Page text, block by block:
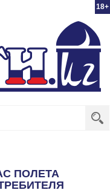
18+
ПОЛЕТА